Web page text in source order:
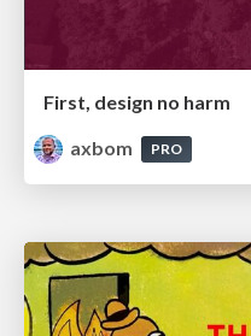
First, design no harm
axbom
PRO